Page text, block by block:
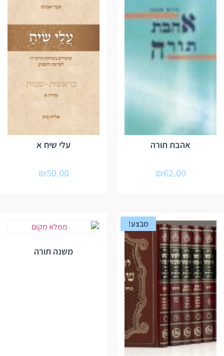
אהבת תורה
₪62.00
עלי שיח א
₪50.00
מבצע!
משנה תורה